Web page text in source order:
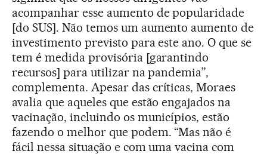
acompanhar esse aumento de popularidade
[do SUS]. Não temos um aumento aumento de
investimento previsto para este ano. O que se
tem é medida provisória [garantindo
recursos] para utilizar na pandemia”,
complementa. Apesar das críticas, Moraes
avalia que aqueles que estão engajados na
vacinação, incluindo os municípios, estão
fazendo o melhor que podem. “Mas não é
fácil nessa situação e com uma vacina com